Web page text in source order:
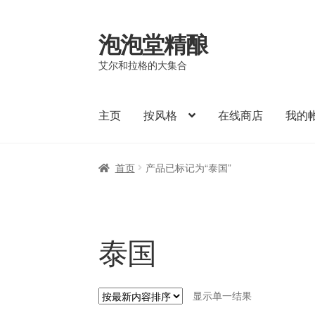
Skip
to
navigation
Skip
to
content
泡泡堂精酿
艾尔和拉格的大集合
主页 按风格 在线商店 我的
首页 产品已标记为“泰国”
泰国
显示单一结果